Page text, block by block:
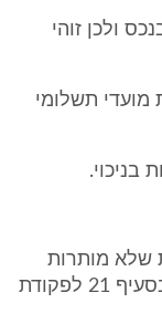
ולכן זוהי
תשלומי
בניכוי.
שלא מותרות
בניכוי לטענתו על פי הכללים שנקבעו בסעיף 21 לפקודת